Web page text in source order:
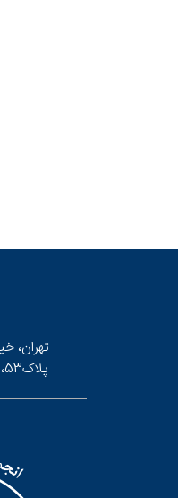
تهران،
پلاک53، ساختمان اداری محیا، طبقه چهارم، واحد4